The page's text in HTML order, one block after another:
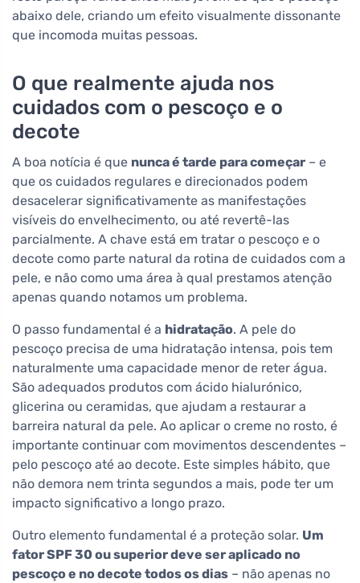
abaixo dele, criando um efeito visualmente dissonante
que incomoda muitas pessoas.
O que realmente ajuda nos
cuidados com o pescoço e o
decote
A boa notícia é que nunca é tarde para começar – e
que os cuidados regulares e direcionados podem
desacelerar significativamente as manifestações
visíveis do envelhecimento, ou até revertê-las
parcialmente. A chave está em tratar o pescoço e o
decote como parte natural da rotina de cuidados com a
pele, e não como uma área à qual prestamos atenção
apenas quando notamos um problema.
O passo fundamental é a hidratação. A pele do
pescoço precisa de uma hidratação intensa, pois tem
naturalmente uma capacidade menor de reter água.
São adequados produtos com ácido hialurónico,
glicerina ou ceramidas, que ajudam a restaurar a
barreira natural da pele. Ao aplicar o creme no rosto, é
importante continuar com movimentos descendentes –
pelo pescoço até ao decote. Este simples hábito, que
não demora nem trinta segundos a mais, pode ter um
impacto significativo a longo prazo.
Outro elemento fundamental é a proteção solar. Um
fator SPF 30 ou superior deve ser aplicado no
pescoço e no decote todos os dias – não apenas no